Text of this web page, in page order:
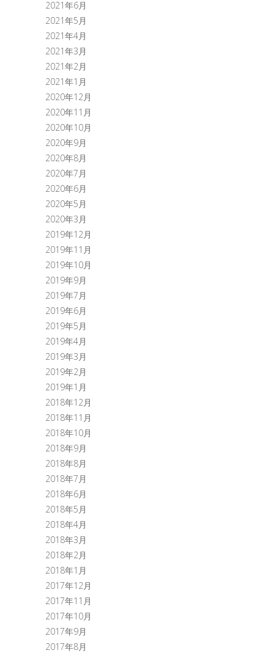
2021年6月
2021年5月
2021年4月
2021年3月
2021年2月
2021年1月
2020年12月
2020年11月
2020年10月
2020年9月
2020年8月
2020年7月
2020年6月
2020年5月
2020年3月
2019年12月
2019年11月
2019年10月
2019年9月
2019年7月
2019年6月
2019年5月
2019年4月
2019年3月
2019年2月
2019年1月
2018年12月
2018年11月
2018年10月
2018年9月
2018年8月
2018年7月
2018年6月
2018年5月
2018年4月
2018年3月
2018年2月
2018年1月
2017年12月
2017年11月
2017年10月
2017年9月
2017年8月